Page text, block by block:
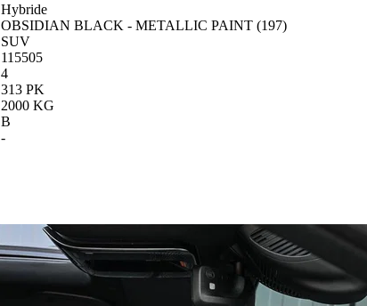
Hybride
OBSIDIAN BLACK - METALLIC PAINT (197)
SUV
115505
4
313 PK
2000 KG
B
-